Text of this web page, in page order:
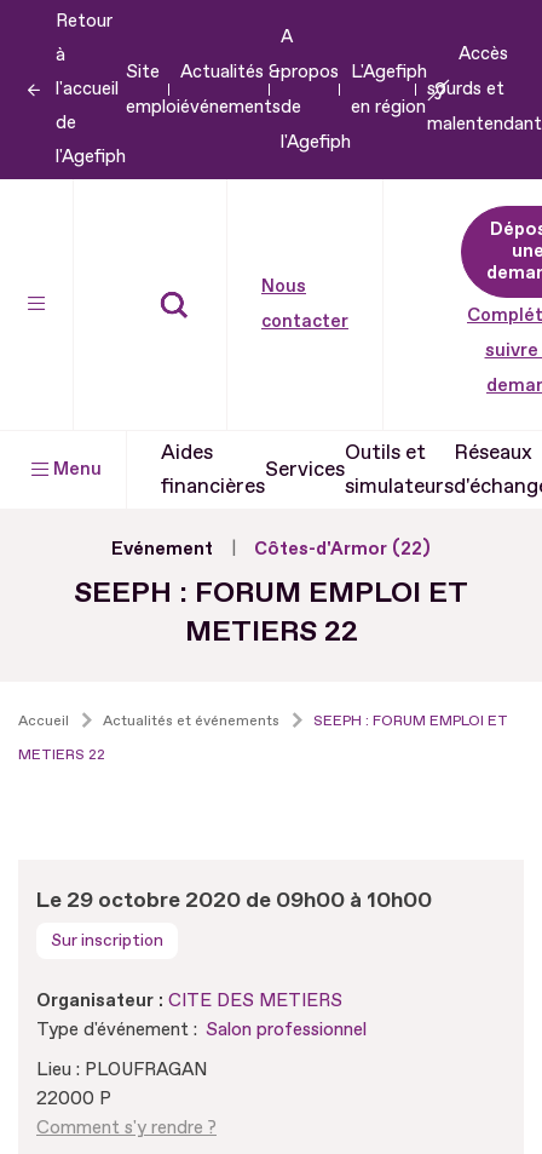
contenu
Retour
à
l'accueil
de
l'Agefiph
Site
emploi
Actualités &
événements
A
propos
de
l'Agefiph
L'Agefiph
en région
Accès
sourds et
Nous
contacter
suivre
Menu
Aides
financières
Services
Outils et
simulateurs
Réseaux
Evénement Côtes-d'Armor (22)
SEEPH : FORUM EMPLOI ET
METIERS 22
Accueil Actualités et événements
SEEPH : FORUM EMPLOI ET
METIERS 22
Le 29 octobre 2020 de 09h00 à 10h00
Sur inscription
Organisateur : CITE DES METIERS
Type d'événement : Salon professionnel
Lieu : PLOUFRAGAN
22000 P
Comment s'y rendre ?